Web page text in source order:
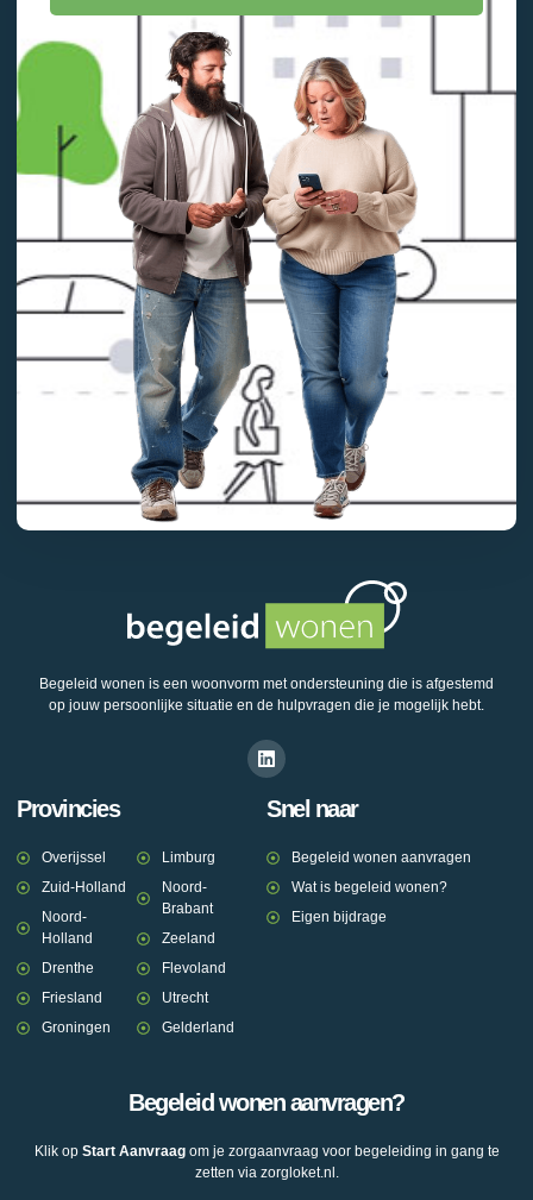
Begeleid wonen is een woonvorm met ondersteuning die is afgestemd
op jouw persoonlijke situatie en de hulpvragen die je mogelijk hebt.
Provincies
Overijssel
Zuid-Holland
Noord-
Holland
Drenthe
Friesland
Groningen
Limburg
Noord-
Brabant
Zeeland
Flevoland
Utrecht
Gelderland
Snel naar
Begeleid wonen aanvragen
Wat is begeleid wonen?
Eigen bijdrage
Begeleid wonen aanvragen?
Klik op Start Aanvraagom je zorgaanvraag voor begeleiding in gang te
zetten via zorgloket.nl.